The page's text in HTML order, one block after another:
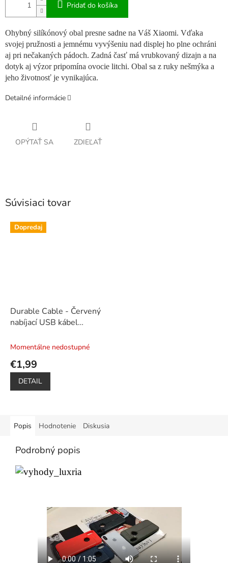
Pridať do košíka
Ohybný silíkónový obal presne sadne na Váš Xiaomi. Vďaka
svojej pružnosti a jemnému vyvýšeniu nad displej ho plne ochráni
aj pri nečakaných pádoch. Zadná časť má vrubkovaný dizajn a na
dotyk aj výzor pripomína ovocie litchi. Obal sa z ruky nešmýka a
jeho životnosť je vynikajúca.
Detailné informácie
OPÝTAŤ SA ZDIEĽAŤ
Súvisiaci tovar
Dopredaj
Durable Cable - Červený
nabíjací USB kábel
Momentálne nedostupné
€1,99
DETAIL
Popis Hodnotenie Diskusia
Podrobný popis